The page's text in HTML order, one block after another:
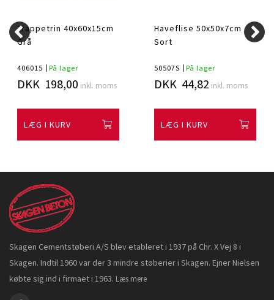
Trappetrin 40x60x15cm
Grå
406015 På lager
DKK 198,00 inkl. moms
LÆG I KURV
Haveflise 50x50x7cm
Sort
50507S På lager
DKK 44,82 inkl. moms
LÆG I KURV
Skagen Cementstøberi A/S blev etableret i 1937 på Chr. X Vej 8 i
Skagen. Indtil 1960 var der 3 mindre støberier i Skagen. Ejner Nielsen
købte sig ind i firmaet i 1963. Læs mere